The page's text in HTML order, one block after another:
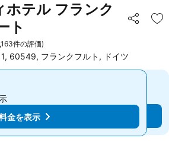
ホテル フランク
ト
シェア お
件の評価)
60549, フランクフルト, ドイツ
料金を表示
金を表示